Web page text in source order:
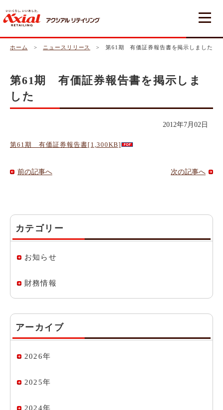
ホーム > ニュースリリース > 第61期 有価証券報告書を掲示しました
第61期 有価証券報告書を掲示しま
した
2012年7月02日
第61期 有価証券報告書[1,300KB]
前の記事へ 次の記事へ
カテゴリー
お知らせ
財務情報
アーカイブ
2026年
2025年
2024年